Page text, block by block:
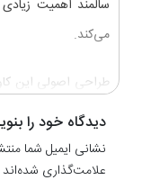
سالمند اهمیت
می‌کند.
طراحی اصولی این
به‌خوبی انجام
ندارد. در نتیجه،
حرارتی برقرار می‌ماند.
دیدگاه خود را
نشانی ایمیل شما
علامت‌گذاری شده‌اند